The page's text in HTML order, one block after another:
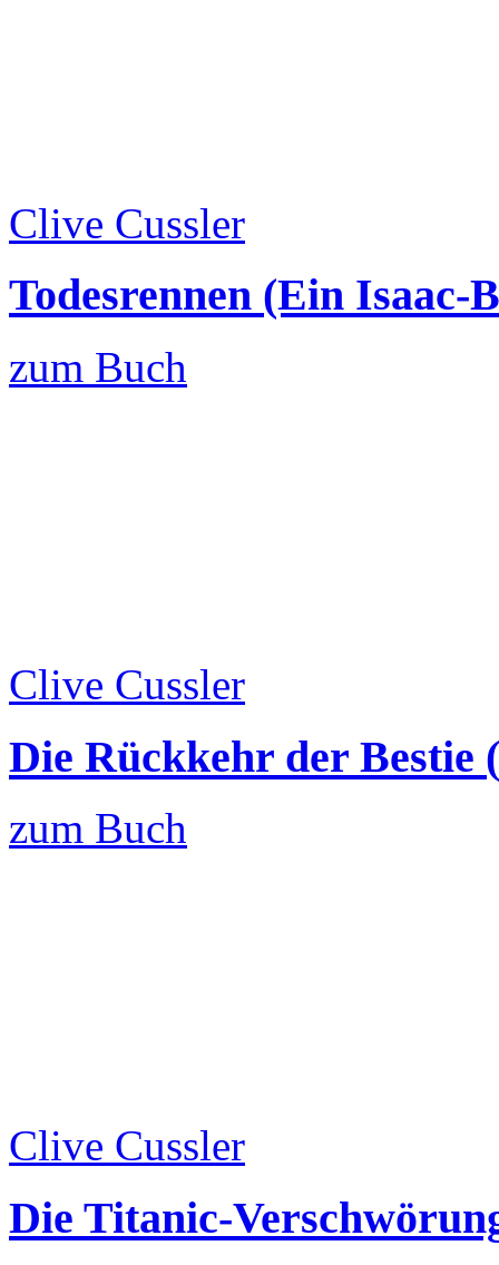
Clive Cussler
Todesrennen (Ein Isaac-
zum Buch
Clive Cussler
Die Rückkehr der Bestie
zum Buch
Clive Cussler
Die Titanic-